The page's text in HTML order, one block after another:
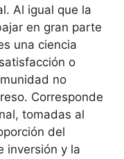
Al igual que la
en gran parte
una ciencia
o
no
Corresponde
tomadas al
del
inversión y la